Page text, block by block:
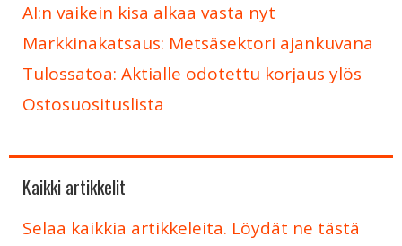
AI:n vaikein kisa alkaa vasta nyt
Markkinakatsaus: Metsäsektori ajankuvana
Tulossatoa: Aktialle odotettu korjaus ylös
Ostosuosituslista
Kaikki artikkelit
Selaa kaikkia artikkeleita. Löydät ne tästä